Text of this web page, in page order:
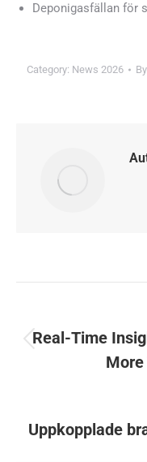
Deponigasfällan för
Category: News 2026 By
navigation
Real-Time
More
Uppkopplade